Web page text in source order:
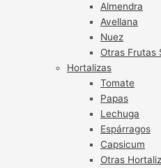
Almendra
Avellana
Nuez
Otras Frutas
Hortalizas
Tomate
Papas
Lechuga
Espárragos
Capsicum
Otras